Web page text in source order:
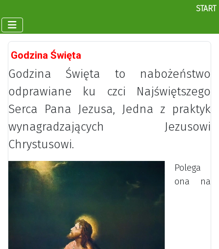
START
Godzina Święta
Godzina Święta to nabożeństwo
odprawiane ku czci Najświętszego
Serca Pana Jezusa, Jedna z praktyk
wynagradzających Jezusowi
Chrystusowi.
Polega
ona na